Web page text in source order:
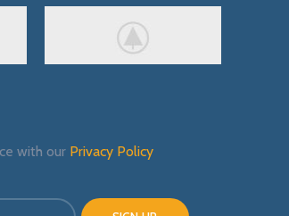
with our Privacy Policy